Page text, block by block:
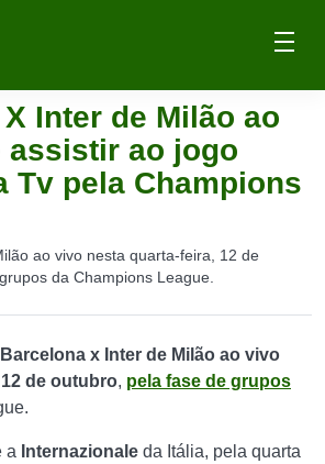
Inter de Milão ao
assistir ao jogo
Tv pela Champions
ao vivo nesta quarta-feira, 12 de
da Champions League.
Barcelona x Inter de Milão ao vivo
de outubro, pela fase de grupos
a Internazionale da Itália, pela quarta